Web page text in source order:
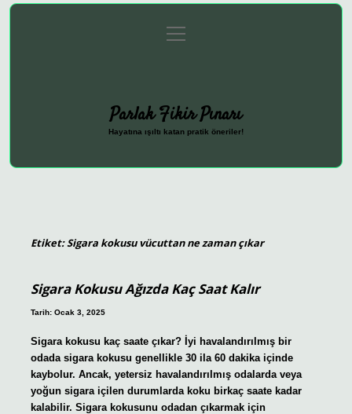
Gizlilik Politikası
menüyü
aç
Parlak Fikir Pınarı
Hayatına ışıltı katan pratik öneriler!
Etiket:Sigara kokusu vücuttan ne zaman çıkar
Sigara Kokusu Ağızda Kaç Saat Kalır
Tarih: Ocak 3, 2025
Sigara kokusu kaç saate çıkar? İyi havalandırılmış bir
odada sigara kokusu genellikle 30 ila 60 dakika içinde
kaybolur. Ancak, yetersiz havalandırılmış odalarda veya
yoğun sigara içilen durumlarda koku birkaç saate kadar
kalabilir. Sigara kokusunu odadan çıkarmak için